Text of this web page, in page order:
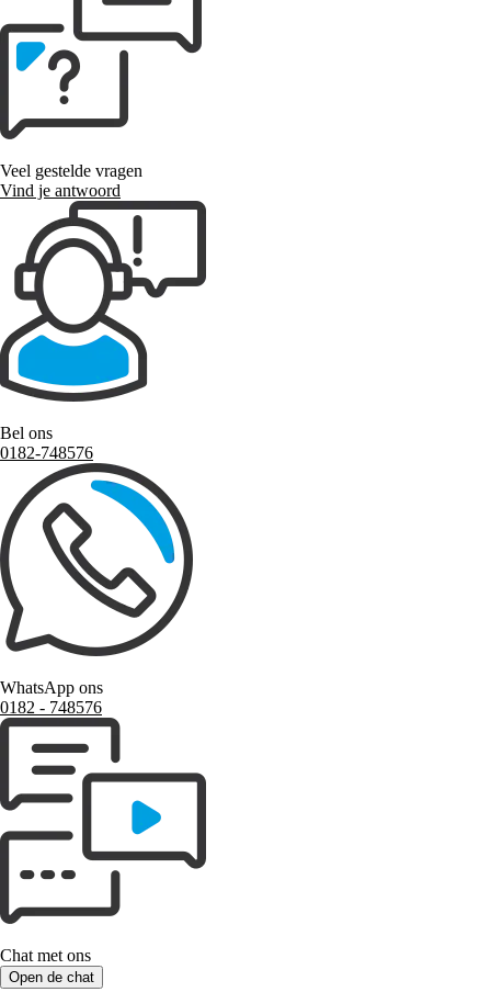
Veel gestelde vragen
Vind je antwoord
Bel ons
0182-748576
WhatsApp ons
0182 ‑ 748576
Chat met ons
Open de chat